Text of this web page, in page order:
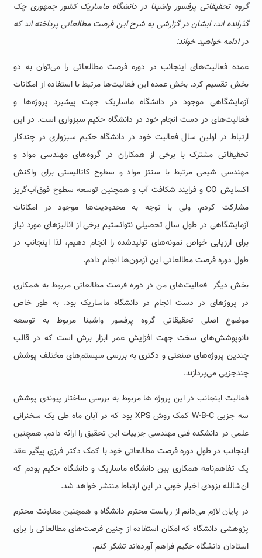
گروه تحقیقاتی پرفسور واشینا در دانشگاه ماساریک کشور جمهوری چک
گذرانده اند، ایشان در گزارشی به شرح این فرصت مطالعاتی پرداخته اند که
در ادامه خواهید خواند:
عمده فعالیت‌های اینجانب در دوره فرصت مطالعاتی را می‌توان به دو
بخش تقسیم کرد. بخش عمده این فعالیت‌ها مرتبط با استفاده از امکانات
آزمایشگاهی موجود در دانشگاه ماساریک جهت پیشبرد پروژه‌ها و
فعالیت‌های در دست انجام خود در دانشگاه حکیم سبزواری است. در این
ارتباط در اولین سال فعالیت خود در دانشگاه حکیم سبزواری در چندکار
تحقیقاتی مشترک با برخی از همکاران در گروه‌های مهندسی مواد و
مهندسی شیمی مرتبط با سنتز مواد و سطوح کاتالیستی برای واکنش
اکسایش CO و فرایند شکافت آب و همچنین توسعه سطوح فوق‌آب‌گریز
مشارکت کردم. ولی با توجه به محدودیت‌ها موجود در امکانات
آزمایشگاهی در طول سال تحصیلی نتوانستیم برخی از آنالیزهای مورد نیاز
برای ارزیابی خواص نمونه‌های تولیدشده را انجام دهیم، لذا اینجانب در
طول دوره فرصت مطالعاتی این آزمون‌ها انجام دادم.
بخش دیگر فعالیت‌های‌ من در دوره فرصت مطالعاتی مربوط به همکاری
در پروژهای در دست انجام در دانشگاه ماساریک بود. به طور خاص
موضوع اصلی تحقیقاتی گروه پرفسور واشینا مربوط به توسعه
نانوپوشش‌های سخت جهت افزایش عمر ابزار برش است که در قالب
چندین پروژه‌های صنعتی و دکتری به بررسی سیستم‌های مختلف پوشش
چندجزیی می‌پردازند.
فعالیت اینجانب در این پروژه ها مربوط به بررسی ساختار پیوندی پوشش‌
سه جزیی W-B-C کمک روش XPS بود که در آبان ماه طی یک سخنرانی
علمی در دانشکده فنی مهندسی جزییات این تحقیق را ارائه دادم. همچنین
اینجانب در طول دوره فرصت مطالعاتی خود با کمک دکتر فرزی پیگیر عقد
یک تفاهم‌نامه همکاری بین دانشگاه ماساریک و دانشگاه حکیم بودم که
ان‌شالله بزودی اخبار خوبی در این ارتباط منتشر خواهد شد.
در پایان لازم می‌دانم از ریاست محترم دانشگاه و همچنین معاونت محترم
پژوهشی دانشگاه که امکان استفاده از چنین فرصت‌های مطالعاتی را برای
استادان دانشگاه حکیم فراهم آورده‌اند تشکر کنم.